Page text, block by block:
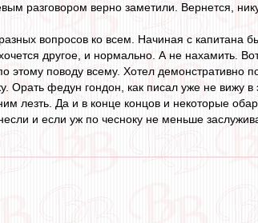
разговором верно заметили. Вернется,
вопросов ко всем. Начиная с капитана
другое, и нормально. А не нахамить.
этому поводу всему. Хотел демонстративно
Орать федун гондон, как писал уже не вижу
лезть. Да и в конце концов и некоторые
и если уж по чесноку не меньше